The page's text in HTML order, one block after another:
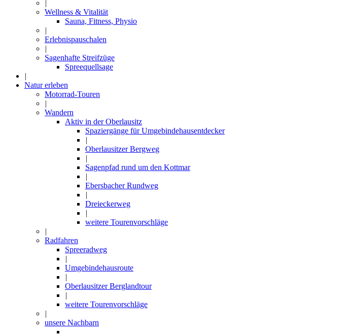
|
Wellness & Vitalität
Sauna, Fitness, Physio
|
Erlebnispauschalen
|
Sagenhafte Streifzüge
Spreequellsage
|
Natur erleben
Motorrad-Touren
|
Wandern
Aktiv in der Oberlausitz
Spaziergänge für Umgebindehausentdecker
|
Oberlausitzer Bergweg
|
Sagenpfad rund um den Kottmar
|
Ebersbacher Rundweg
|
Dreieckerweg
|
weitere Tourenvorschläge
|
Radfahren
Spreeradweg
|
Umgebindehausroute
|
Oberlausitzer Berglandtour
|
weitere Tourenvorschläge
|
unsere Nachbarn